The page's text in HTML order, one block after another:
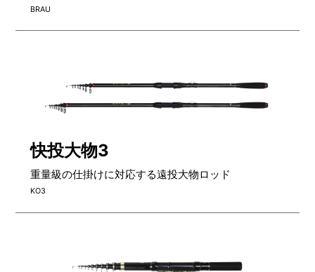
BRAU
快投大物3
重量級の仕掛けに対応する遠投大物ロッド
KO3